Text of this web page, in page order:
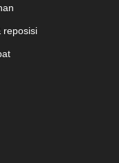
reposisi